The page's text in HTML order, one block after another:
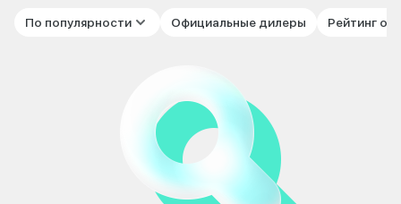
По популярности Официальные дилеры Рейтинг